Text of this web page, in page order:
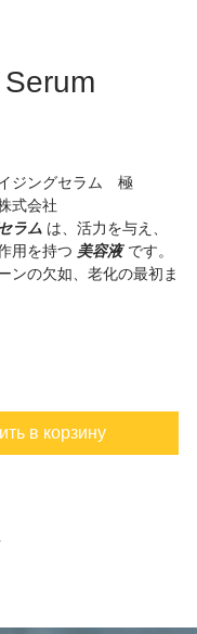
ジングセラム 極
式会社
ラム は、活力を与え、
用を持つ 美容液です。
ンの欠如、老化の最初ま
し、失われた柔らかさと
の楕円形の変形を防ぎ、
皮膚の不均一性、その他
ーや毛穴グラウトと同じ
非常に滑らかで絹のよう
のため、使用後、肌にぴ
燥肌でも上品に見えま
により皮膚の密度を高
в корзину